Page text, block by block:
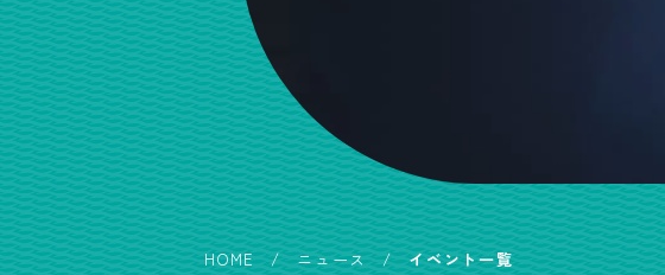
HOME ニュース イベント一覧